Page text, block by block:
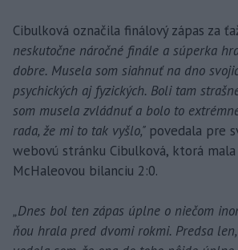
Cibulková označila finálový zápas za
neskutočne náročné finále a súperka
dobre. Musela som siahnuť na dno
psychických aj fyzických. Boli tam
som musela zvládnuť a bolo to
rada, že mi to tak vyšlo," povedala pre
webovú stránku Cibulková, ktorá
McHaleovou bilanciu 2:0.
„Dnes bol ten zápas úplne o niečom
ňou hrala pred dvomi rokmi. Predsa